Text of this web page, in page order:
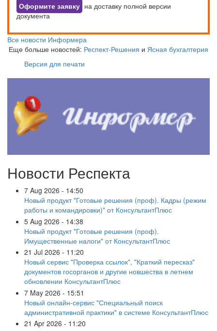
Оформите заявку на доставку полной версии
документа
Все новости Информера
Еще больше новостей: Респект-Решения и Ясная бухгалтерия
Версия для печати
Новости Респекта
7 Aug 2026 - 14:50
Новый продукт "Готовые решения (проф). Кадры (режим
работы и командировки)" от КонсультантПлюс
5 Aug 2026 - 14:38
Новый продукт "Готовые решения (проф).
Имущественные налоги" от КонсультантПлюс
21 Jul 2026 - 11:20
Новый сервис "Проверка ссылок", "Краткий пересказ"
документов госорганов и другие новшества в летнем
обновлении КонсультантПлюс
7 May 2026 - 15:51
Новый онлайн-сервис "Специальный поиск
административной практики" в системе КонсультантПлюс
21 Apr 2026 - 11:20